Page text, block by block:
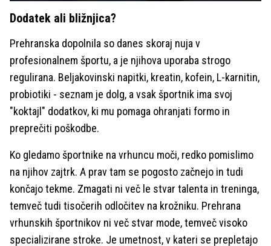
Dodatek ali bližnjica?
Prehranska dopolnila so danes skoraj nuja v
profesionalnem športu, a je njihova uporaba strogo
regulirana. Beljakovinski napitki, kreatin, kofein, L-karnitin,
probiotiki - seznam je dolg, a vsak športnik ima svoj
"koktajl" dodatkov, ki mu pomaga ohranjati formo in
preprečiti poškodbe.
Ko gledamo športnike na vrhuncu moči, redko pomislimo
na njihov zajtrk. A prav tam se pogosto začnejo in tudi
končajo tekme. Zmagati ni več le stvar talenta in treninga,
temveč tudi tisočerih odločitev na krožniku. Prehrana
vrhunskih športnikov ni več stvar mode, temveč visoko
specializirane stroke. Je umetnost, v kateri se prepletajo